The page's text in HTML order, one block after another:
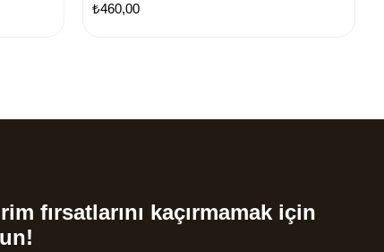
₺460,00
fırsatlarını kaçırmamak için